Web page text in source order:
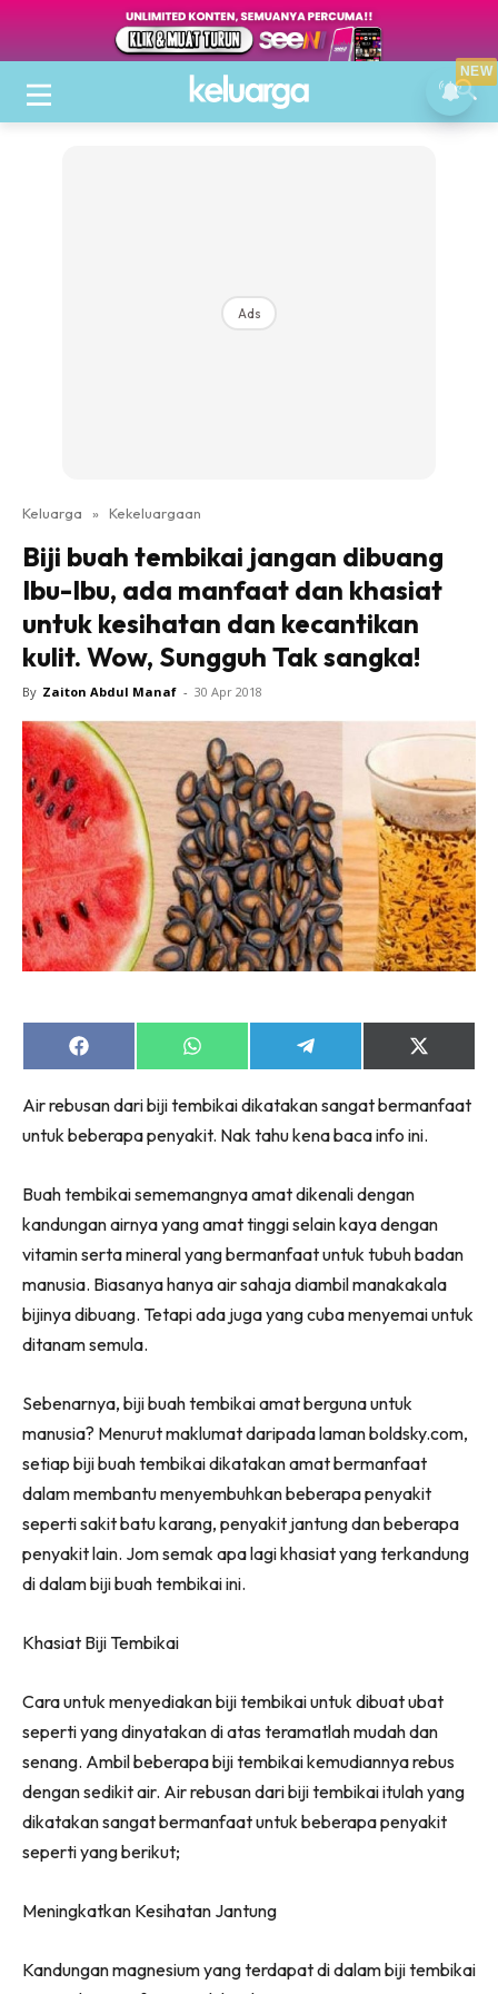
Ads
Keluarga » Kekeluargaan
Biji buah tembikai jangan dibuang
Ibu-Ibu, ada manfaat dan khasiat
untuk kesihatan dan kecantikan
kulit. Wow, Sungguh Tak sangka!
By Zaiton Abdul Manaf - 30 Apr 2018
Share
on
Share
on
Share
on
Share
on
(Twitter)
Air rebusan dari biji tembikai dikatakan sangat bermanfaat
untuk beberapa penyakit. Nak tahu kena baca info ini.
Buah tembikai sememangnya amat dikenali dengan
kandungan airnya yang amat tinggi selain kaya dengan
vitamin serta mineral yang bermanfaat untuk tubuh badan
manusia. Biasanya hanya air sahaja diambil manakakala
bijinya dibuang. Tetapi ada juga yang cuba menyemai untuk
ditanam semula.
Sebenarnya, biji buah tembikai amat berguna untuk
manusia? Menurut maklumat daripada laman boldsky.com,
setiap biji buah tembikai dikatakan amat bermanfaat
dalam membantu menyembuhkan beberapa penyakit
seperti sakit batu karang, penyakit jantung dan beberapa
penyakit lain. Jom semak apa lagi khasiat yang terkandung
di dalam biji buah tembikai ini.
Khasiat Biji Tembikai
Cara untuk menyediakan biji tembikai untuk dibuat ubat
seperti yang dinyatakan di atas teramatlah mudah dan
senang. Ambil beberapa biji tembikai kemudiannya rebus
dengan sedikit air. Air rebusan dari biji tembikai itulah yang
dikatakan sangat bermanfaat untuk beberapa penyakit
seperti yang berikut;
Meningkatkan Kesihatan Jantung
Kandungan magnesium yang terdapat di dalam biji tembikai
NEW